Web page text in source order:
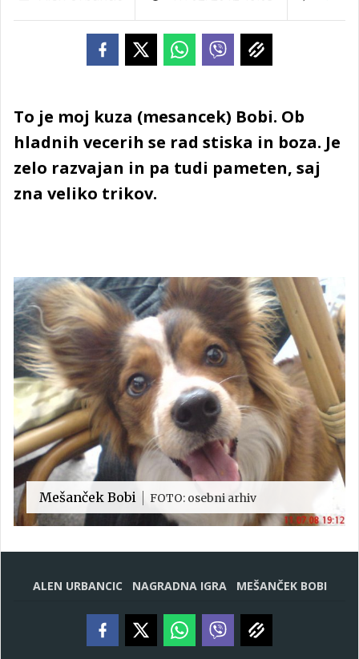
To je moj kuza (mesancek) Bobi. Ob
hladnih vecerih se rad stiska in boza. Je
zelo razvajan in pa tudi pameten, saj
zna veliko trikov.
Mešanček Bobi FOTO: osebni arhiv
ALEN URBANCIC NAGRADNA IGRA MEŠANČEK BOBI